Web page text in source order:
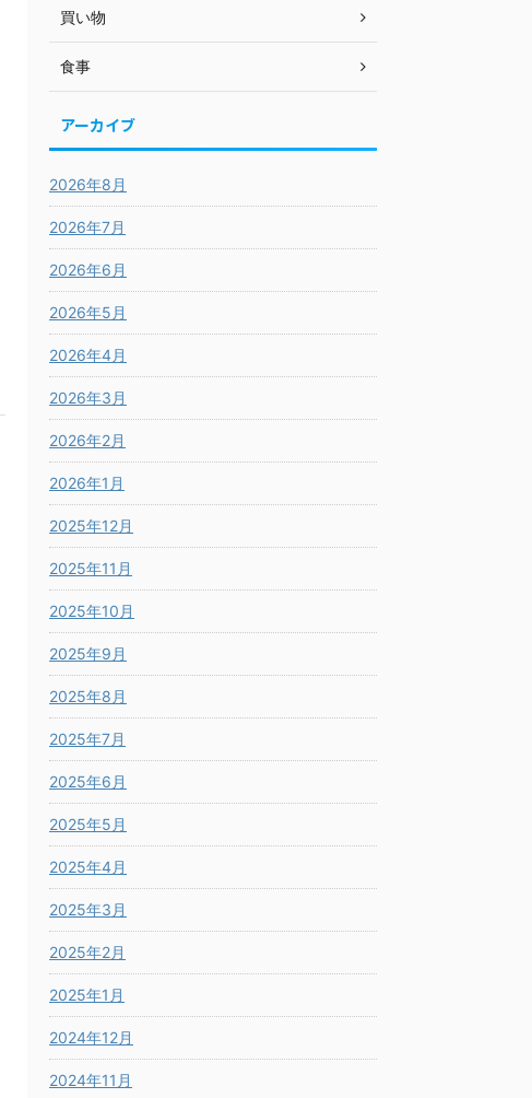
買い物
食事
アーカイブ
2026年8月
2026年7月
2026年6月
2026年5月
2026年4月
2026年3月
2026年2月
2026年1月
2025年12月
2025年11月
2025年10月
2025年9月
2025年8月
2025年7月
2025年6月
2025年5月
2025年4月
2025年3月
2025年2月
2025年1月
2024年12月
2024年11月